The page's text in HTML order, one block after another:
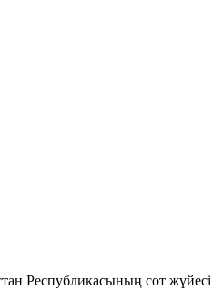
Республикасының сот жүйесі